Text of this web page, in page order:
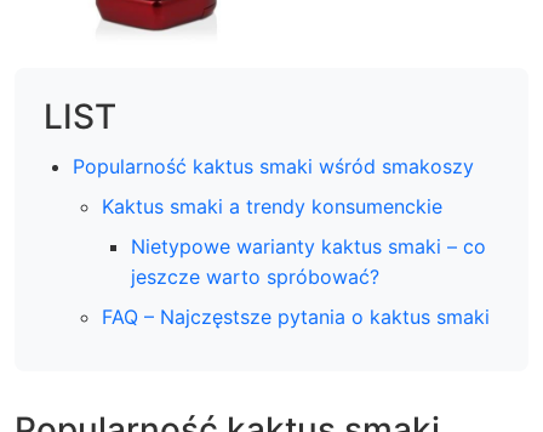
LIST
Popularność kaktus smaki wśród smakoszy
Kaktus smaki a trendy konsumenckie
Nietypowe warianty kaktus smaki – co
jeszcze warto spróbować?
FAQ – Najczęstsze pytania o kaktus smaki